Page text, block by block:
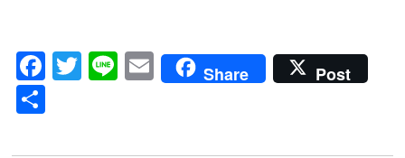
Facebook
Twitter
LineEmailShare Post